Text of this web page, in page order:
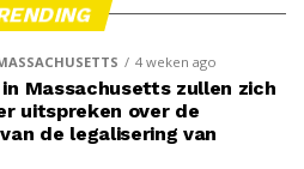
4 weken ago
in Massachusetts zullen zich
uitspreken over de
de legalisering van